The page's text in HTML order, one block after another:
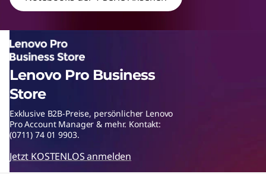
b
o
o
k
Lenovo Pro Business
Store
Exklusive B2B-Preise, persönlicher Lenovo
Pro Account Manager & mehr. Kontakt:
(0711) 74 01 9903.
Jetzt KOSTENLOS anmelden